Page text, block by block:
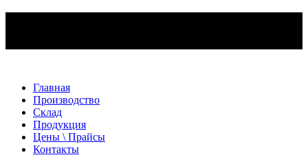
Главная
Производство
Склад
Продукция
Цены \ Прайсы
Контакты